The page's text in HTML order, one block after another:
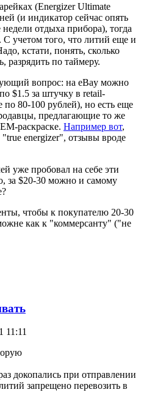
(Energizer Ultimate
(и индикатор сейчас опять
отдыха прибора), тогда
учетом того, что литий еще и
кстати, понять, сколько
разрядить по таймеру.
вопрос: на eBay можно
$1.5 за штучку в retail-
по 80-100 рублей), но есть еще
предлагающие то же
раскраске. Например вот,
energizer", отзывы вроде
уже пробовал на себе эти
за $20-30 можно и самому
чтобы к покупателю 20-30
как к "коммерсанту" ("не
11:11
докопались при отправлении
запрещено перевозить в